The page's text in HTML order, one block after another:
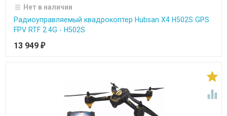
Нет в наличии
Радиоуправляемый квадрокоптер Hubsan X4 H502S GPS
FPV RTF 2.4G - H502S
13 949 ₽

